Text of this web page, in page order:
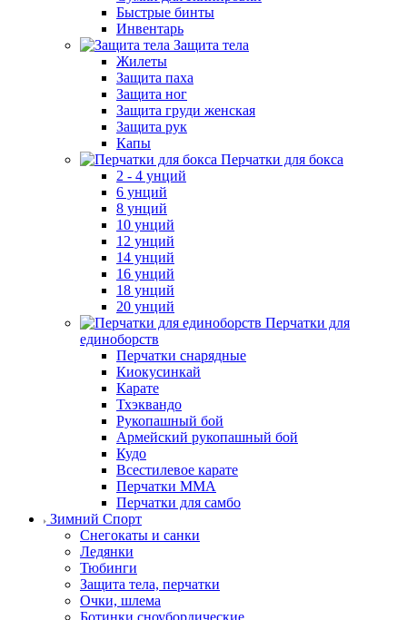
Быстрые бинты
Инвентарь
Защита тела
Жилеты
Защита паха
Защита ног
Защита груди женская
Защита рук
Капы
Перчатки для бокса
2 - 4 унций
6 унций
8 унций
10 унций
12 унций
14 унций
16 унций
18 унций
20 унций
Перчатки для
единоборств
Перчатки снарядные
Киокусинкай
Карате
Тхэквандо
Рукопашный бой
Армейский рукопашный бой
Кудо
Всестилевое карате
Перчатки MMA
Перчатки для самбо
Зимний Спорт
Снегокаты и санки
Ледянки
Тюбинги
Защита тела, перчатки
Очки, шлема
Ботинки сноубордические